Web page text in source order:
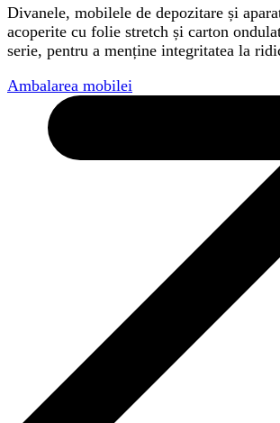
Divanele, mobilele de depozitare și
acoperite cu folie stretch și carton
serie, pentru a menține integritatea la
Ambalarea mobilei